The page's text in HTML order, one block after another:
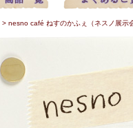
> nesno café ねすのかふぇ（ネスノ展示